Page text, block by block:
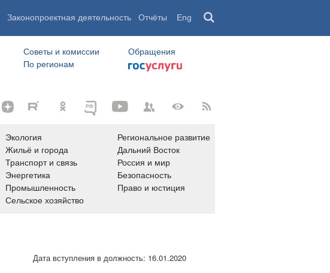
Законопроектная деятельность Отчёты Eng
Советы и комиссии
По регионам
Обращения
Экология
Жильё и города
Транспорт и связь
Энергетика
Промышленность
Сельское хозяйство
Региональное развитие
Дальний Восток
Россия и мир
Безопасность
Право и юстиция
Дата вступления в должность: 16.01.2020